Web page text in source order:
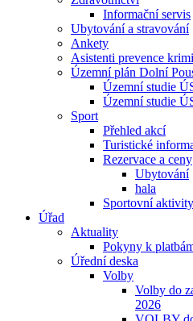
Informační servis
Ubytování a stravování
Ankety
Asistenti prevence
Územní plán Dolní
Územní studie
Územní studie
Sport
Přehled akcí
Turistické
Rezervace a ceny
Ubytování
hala
Sportovní aktivity
Úřad
Aktuality
Pokyny k
Úřední deska
Volby
Volby do
2026